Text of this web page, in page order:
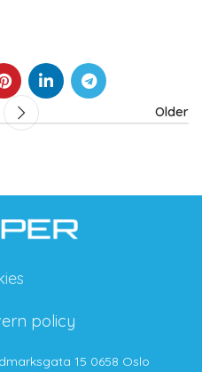
Older
policy
15 0658 Oslo